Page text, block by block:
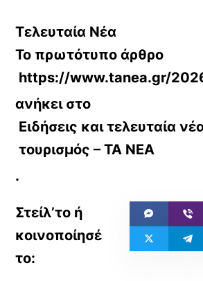
Τελευταία Νέα
Το πρωτότυπο άρθρο
https://www.tanea.gr/
ανήκει στο
Ειδήσεις και τελευταία
τουρισμός – ΤΑ ΝΕΑ
.